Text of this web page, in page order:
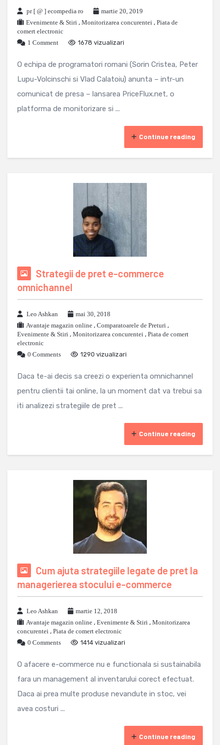
pr [ @ ] ecompedia ro
martie 20, 2019
Evenimente & Stiri , Monitorizarea concurentei , Piata de
comert electronic
1 Comment
1678 vizualizari
O echipa de programatori romani (Sorin Cristea, Peter
Lupu-Volcinschi si Vlad Calatoiu) anunta – intr-un
comunicat de presa – lansarea PriceFlux.net, o
platforma de monitorizare si ...
Continue reading
Strategii de pret e-commerce
omnichannel
Leo Ashkan
mai 30, 2018
Avantaje magazin online , Comparatoarele de Preturi ,
Evenimente & Stiri , Monitorizarea concurentei , Piata de comert
electronic
0 Comments
1290 vizualizari
Daca te-ai decis sa creezi o experienta omnichannel
pentru clientii tai online, la un moment dat va trebui sa
iti analizezi strategiile de pret ...
Continue reading
Cum ajuta strategiile legate de pret la
managerierea stocului e-commerce
Leo Ashkan
martie 12, 2018
Avantaje magazin online , Evenimente & Stiri , Monitorizarea
concurentei , Piata de comert electronic
0 Comments
1414 vizualizari
O afacere e-commerce nu e functionala si sustainabila
fara un management al inventarului corect efectuat.
Daca ai prea multe produse nevandute in stoc, vei
avea costuri ...
Continue reading